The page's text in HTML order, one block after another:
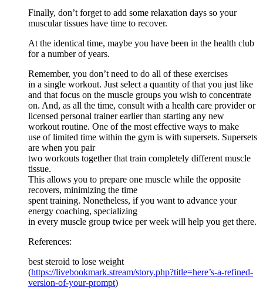
Finally, don’t forget to add some relaxation days so your
muscular tissues have time to recover.
At the identical time, maybe you have been in the health club
for a number of years.
Remember, you don’t need to do all of these exercises
in a single workout. Just select a quantity of that you just like
and that focus on the muscle groups you wish to concentrate
on. And, as all the time, consult with a health care provider or
licensed personal trainer earlier than starting any new
workout routine. One of the most effective ways to make
use of limited time within the gym is with supersets. Supersets
are when you pair
two workouts together that train completely different muscle
tissue.
This allows you to prepare one muscle while the opposite
recovers, minimizing the time
spent training. Nonetheless, if you want to advance your
energy coaching, specializing
in every muscle group twice per week will help you get there.
References:
best steroid to lose weight
(https://livebookmark.stream/story.php?title=here’s-a-refined-
version-of-your-prompt)